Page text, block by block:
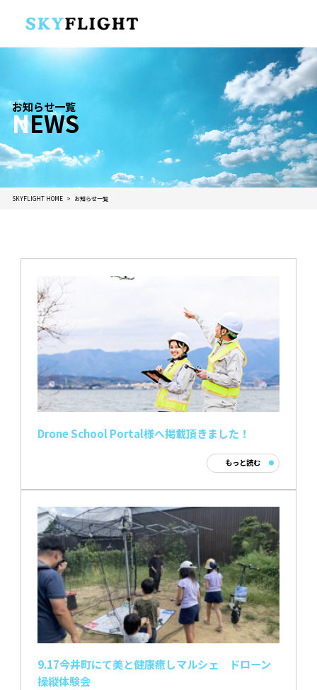
お知らせ一覧
NEWS
SKYFLIGHT HOME お知らせ一覧
Drone School Portal様へ掲載頂きました！
もっと読む
9.17今井町にて美と健康癒しマルシェ ドローン
操縦体験会